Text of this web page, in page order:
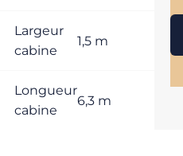
Largeur
cabine
1,5 m
Longueur
cabine
6,3 m